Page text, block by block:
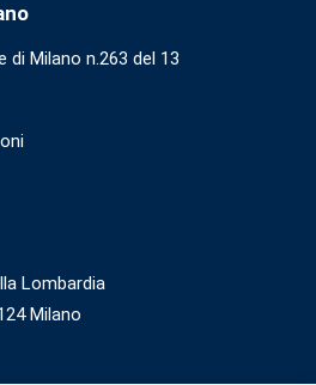
di Milano n.263 del 13
Lombardia
Milano